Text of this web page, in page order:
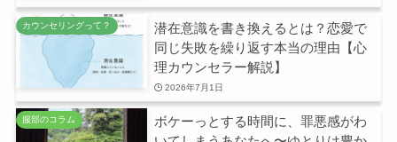
カウンセリングって？
潜在意識を書き換えるとは？恋愛で
同じ失敗を繰り返す本当の理由【心
理カウンセラー解説】
2026年7月1日
服部のコラム
ボケーっとする時間に、罪悪感がわ